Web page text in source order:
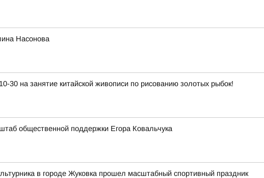
Насонова
30 на занятие китайской живописи по рисованию золотых рыбок!
общественной поддержки Егора Ковальчука
в городе Жуковка прошел масштабный спортивный праздник